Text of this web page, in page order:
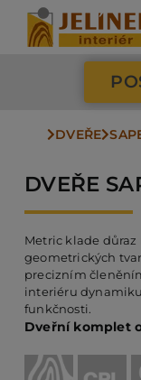
Přeskočit
obsah
DVEŘE
DVEŘE
Metric klade
geometrických
precizním
interiéru
funkčnosti.
Dveřní komplet